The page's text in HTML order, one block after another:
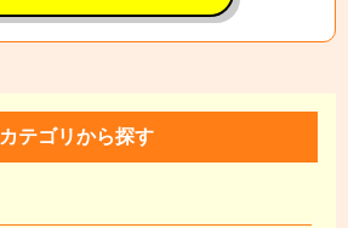
カテゴリから探す